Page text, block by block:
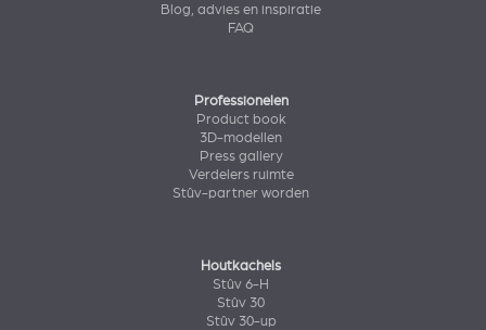
Blog, advies en inspiratie
FAQ
Professionelen
Product book
3D-modellen
Press gallery
Verdelers ruimte
Stûv-partner worden
Houtkachels
Stûv 6-H
Stûv 30
Stûv 30-up